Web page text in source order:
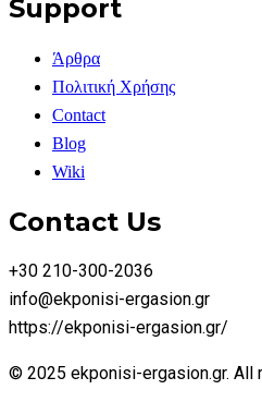
Support
Άρθρα
Πολιτική Χρήσης
Contact
Blog
Wiki
Contact Us
+30 210-300-2036
info@ekponisi-ergasion.gr
https://ekponisi-ergasion.gr/
© 2025 ekponisi-ergasion.gr. All